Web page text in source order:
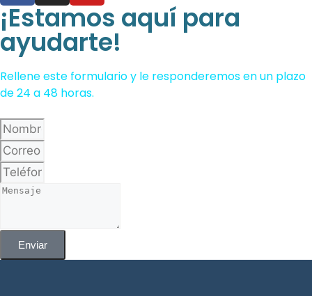
¡Estamos aquí para
ayudarte!
Rellene este formulario y le responderemos en un plazo
de 24 a 48 horas.
Enviar